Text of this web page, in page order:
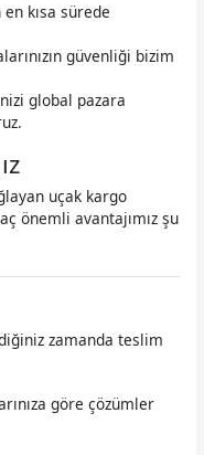
kısa sürede
güvenliği bizim
global pazara
uçak kargo
önemli avantajımız şu
zamanda teslim
göre çözümler